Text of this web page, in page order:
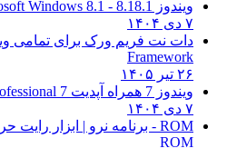
ویندوز 8.1
8.1 - Microsoft Windows 8.1
۷ دی ۱۴۰۴
دات نت فریم ورک برای تمامی
Framework
۲۶ تیر ۱۴۰۵
ویندوز 7 همراه آپدیت 7 SP1
۷ دی ۱۴۰۴
ROM - برنامه نرو | ابزار رایت حرفه ای و
ROM